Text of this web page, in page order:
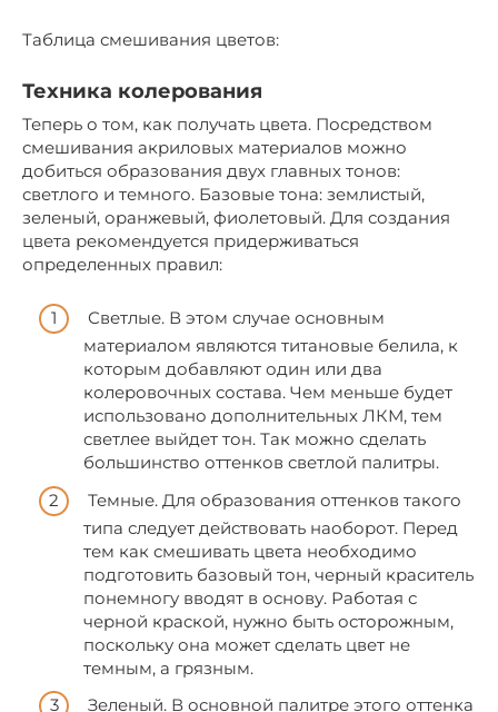
Таблица смешивания цветов:
Техника колерования
Теперь о том, как получать цвета. Посредством
смешивания акриловых материалов можно
добиться образования двух главных тонов:
светлого и темного. Базовые тона: землистый,
зеленый, оранжевый, фиолетовый. Для создания
цвета рекомендуется придерживаться
определенных правил:
Светлые. В этом случае основным
материалом являются титановые белила, к
которым добавляют один или два
колеровочных состава. Чем меньше будет
использовано дополнительных ЛКМ, тем
светлее выйдет тон. Так можно сделать
большинство оттенков светлой палитры.
Темные. Для образования оттенков такого
типа следует действовать наоборот. Перед
тем как смешивать цвета необходимо
подготовить базовый тон, черный краситель
понемногу вводят в основу. Работая с
черной краской, нужно быть осторожным,
поскольку она может сделать цвет не
темным, а грязным.
Зеленый. В основной палитре этого оттенка